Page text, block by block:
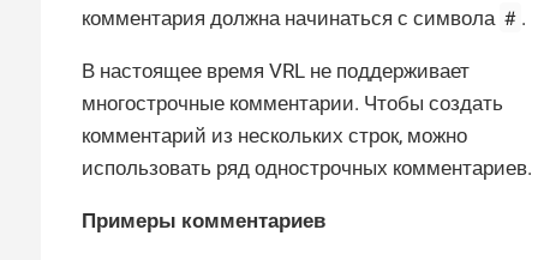
комментария должна начинаться с символа # .
В настоящее время VRL не поддерживает
многострочные комментарии. Чтобы создать
комментарий из нескольких строк, можно
использовать ряд однострочных комментариев.
Примеры комментариев